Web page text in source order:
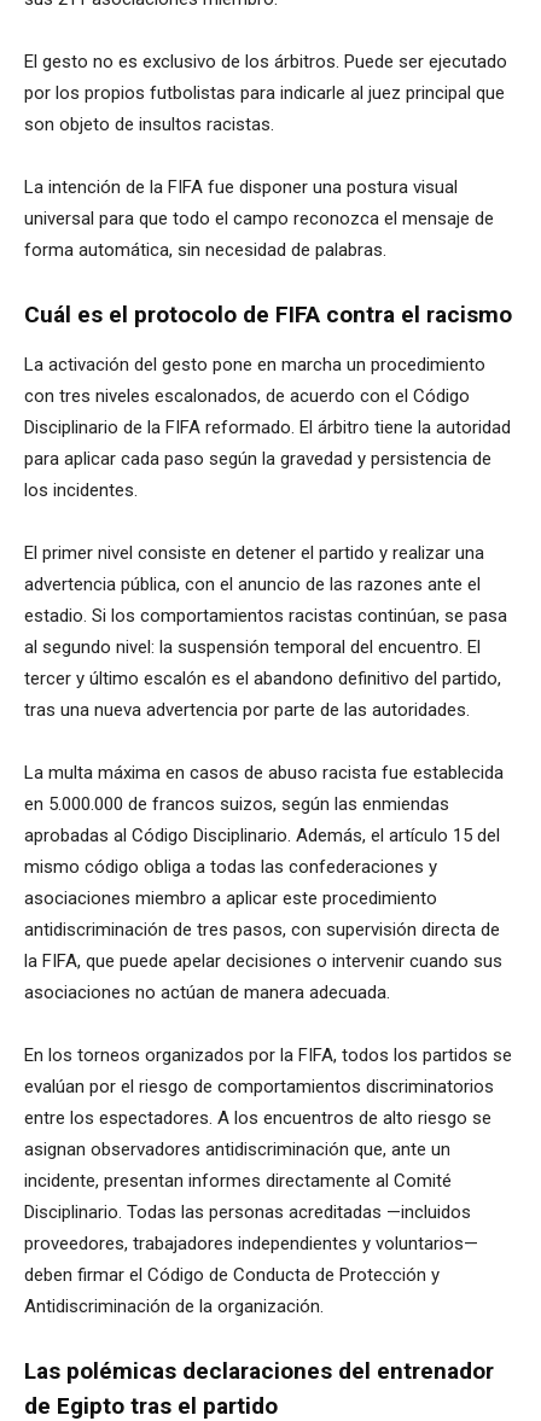
El gesto no es exclusivo de los árbitros. Puede ser ejecutado
por los propios futbolistas para indicarle al juez principal que
son objeto de insultos racistas.
La intención de la FIFA fue disponer una postura visual
universal para que todo el campo reconozca el mensaje de
forma automática, sin necesidad de palabras.
Cuál es el protocolo de FIFA contra el racismo
La activación del gesto pone en marcha un procedimiento
con tres niveles escalonados, de acuerdo con el Código
Disciplinario de la FIFA reformado. El árbitro tiene la autoridad
para aplicar cada paso según la gravedad y persistencia de
los incidentes.
El primer nivel consiste en detener el partido y realizar una
advertencia pública, con el anuncio de las razones ante el
estadio. Si los comportamientos racistas continúan, se pasa
al segundo nivel: la suspensión temporal del encuentro. El
tercer y último escalón es el abandono definitivo del partido,
tras una nueva advertencia por parte de las autoridades.
La multa máxima en casos de abuso racista fue establecida
en 5.000.000 de francos suizos, según las enmiendas
aprobadas al Código Disciplinario. Además, el artículo 15 del
mismo código obliga a todas las confederaciones y
asociaciones miembro a aplicar este procedimiento
antidiscriminación de tres pasos, con supervisión directa de
la FIFA, que puede apelar decisiones o intervenir cuando sus
asociaciones no actúan de manera adecuada.
En los torneos organizados por la FIFA, todos los partidos se
evalúan por el riesgo de comportamientos discriminatorios
entre los espectadores. A los encuentros de alto riesgo se
asignan observadores antidiscriminación que, ante un
incidente, presentan informes directamente al Comité
Disciplinario. Todas las personas acreditadas —incluidos
proveedores, trabajadores independientes y voluntarios—
deben firmar el Código de Conducta de Protección y
Antidiscriminación de la organización.
Las polémicas declaraciones del entrenador
de Egipto tras el partido